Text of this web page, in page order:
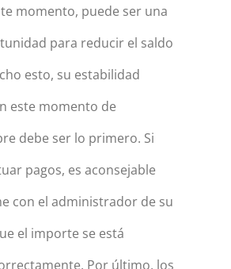
momento, puede ser una
para reducir el saldo
esto, su estabilidad
este momento de
debe ser lo primero. Si
pagos, es aconsejable
con el administrador de su
el importe se está
Por último, los